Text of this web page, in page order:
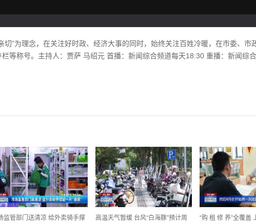
切”为理念，在关注好时政、经济大事的同时，始终关注百姓冷暖，在市委、
等称号。主持人：贾萨 马绍元 首播：新闻综合频道每天18:30 重播：新闻综
监管部门送清凉 给外卖骑手撑
高温天气暂缓 台风“白海豚”预计周
“购 租 修 养”全覆盖